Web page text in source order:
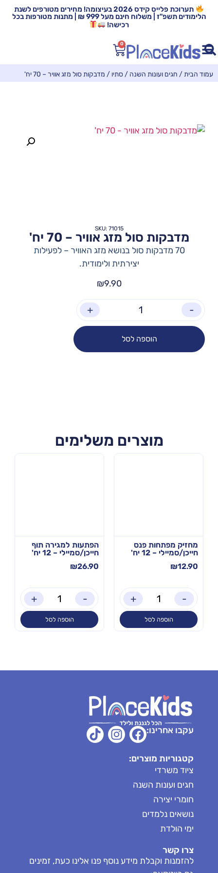
תערוכת פלייס קידס 2026 בעיצומה! מחירים מטורפים לשנת
הלימודים תשפ"ז | משלוח חינם מעל 999 ₪ | מתנות מטורפות בכל
רכישה!
0
עמוד הבית/ חגים ועונות השנה / סתיו / מדבקות סול מזג אוויר – 70 יח'
SKU: 71015
מדבקות סול מזג אוויר – 70 יח'
70 מדבקות סול בנושא מזג האוויר – לפעילות
יצירתית ולימודית.
₪9.90
-
+
הוספה לסל
מוצרים משלימים
מחזיק מפתחות פנס
חייכן/סמיילי – 12 יח'
₪12.90
-
+
הוספה לסל
הפתעות למגירה תוף
חייכן/סמיילי – 12 יח'
₪26.90
-
+
הוספה לסל
עקבו אחרינו:
קטגוריות מוצרים:
ציוד משרדי
חגים ועונות השנה
חומרי יצירה
נושאים נלמדים
ימי הולדת
צרו קשר
להזמנות וקבלת מידע נוסף פנו אלינו כעת, זמינים